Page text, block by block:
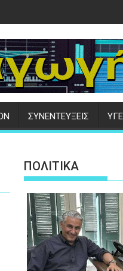
το Κτηματολόγιο
προς τιμήν της
ΣΥΝΕΝΤΕΥΞΕΙΣ
ΠΟΛΙΤΙΚΑ